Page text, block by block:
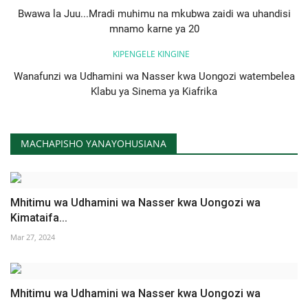
Bwawa la Juu...Mradi muhimu na mkubwa zaidi wa uhandisi
mnamo karne ya 20
KIPENGELE KINGINE
Wanafunzi wa Udhamini wa Nasser kwa Uongozi watembelea
Klabu ya Sinema ya Kiafrika
MACHAPISHO YANAYOHUSIANA
Mhitimu wa Udhamini wa Nasser kwa Uongozi wa
Kimataifa...
Mar 27, 2024
Mhitimu wa Udhamini wa Nasser kwa Uongozi wa